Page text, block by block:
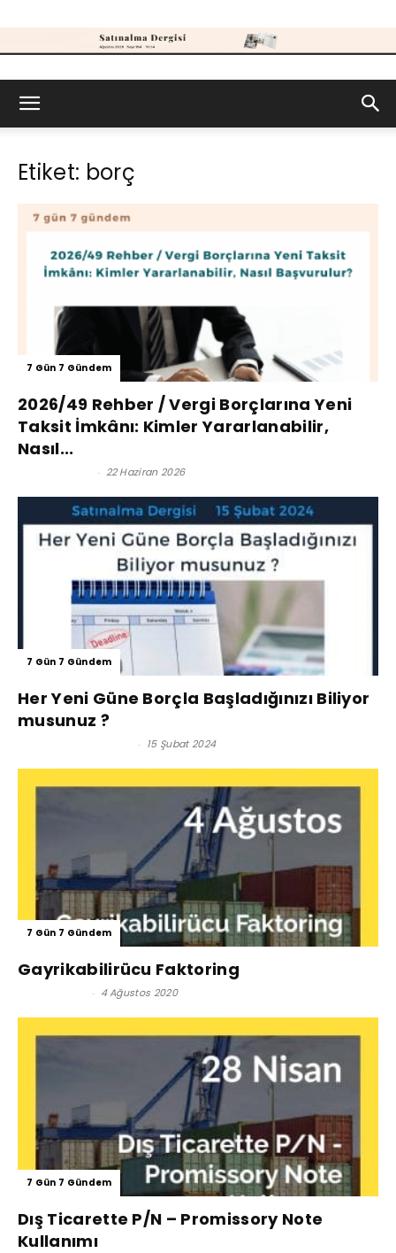
Etiket: borç
7 Gün 7 Gündem
2026/49 Rehber / Vergi Borçlarına Yeni
Taksit İmkânı: Kimler Yararlanabilir,
Nasıl...
- 22 Haziran 2026
7 Gün 7 Gündem
Her Yeni Güne Borçla Başladığınızı Biliyor
musunuz ?
- 15 Şubat 2024
7 Gün 7 Gündem
Gayrikabilirücu Faktoring
- 4 Ağustos 2020
7 Gün 7 Gündem
Dış Ticarette P/N – Promissory Note
Kullanımı